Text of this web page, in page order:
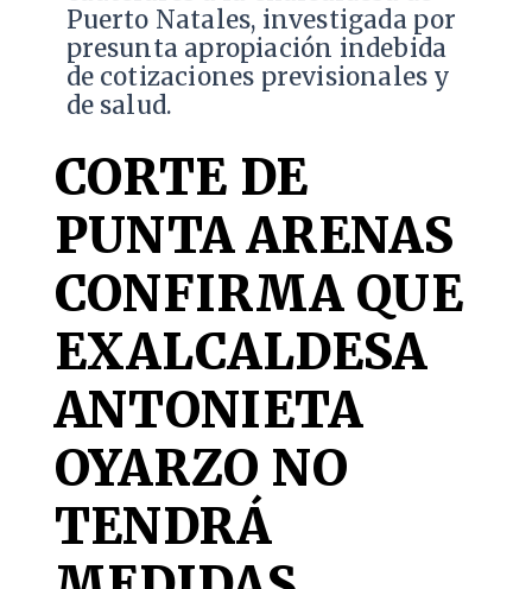
Puerto Natales, investigada por
presunta apropiación indebida
de cotizaciones previsionales y
de salud.
CORTE DE
PUNTA ARENAS
CONFIRMA QUE
EXALCALDESA
ANTONIETA
OYARZO NO
TENDRÁ